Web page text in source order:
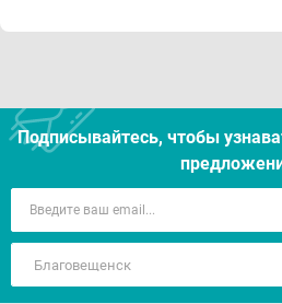
Подписывайтесь, чтобы